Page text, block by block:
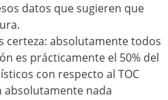
datos que sugieren que
certeza: absolutamente todos
es prácticamente el 50% del
con respecto al TOC
absolutamente nada